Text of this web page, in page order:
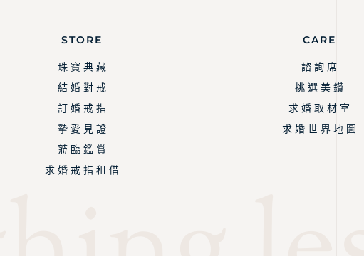
STORE
珠 寶 典 藏
結 婚 對 戒
訂 婚 戒 指
摯 愛 見 證
蒞 臨 鑑 賞
求 婚 戒 指 租 借
CARE
諮 詢 席
挑 選 美 鑽
求 婚 取 材 室
求 婚 世 界 地 圖